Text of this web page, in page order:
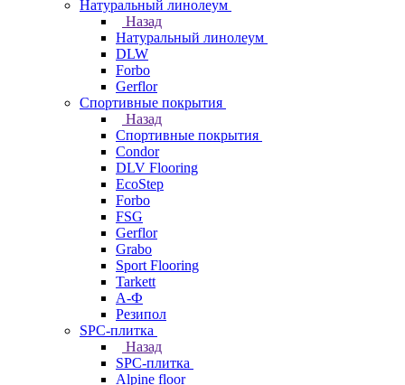
Натуральный линолеум
Назад
Натуральный линолеум
DLW
Forbo
Gerflor
Спортивные покрытия
Назад
Спортивные покрытия
Condor
DLV Flooring
EcoStep
Forbo
FSG
Gerflor
Grabo
Sport Flooring
Tarkett
А-Ф
Резипол
SPC-плитка
Назад
SPC-плитка
Alpine floor